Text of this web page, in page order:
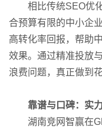
相比传统SEO优化
合预算有限的中小企
高转化率回报，帮助
效果。通过精准投放
浪费问题，真正做到
靠谱与口碑：实力
湖南竞网智赢在